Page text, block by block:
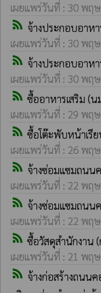
เผยแพร่วันที่ : 30 พฤ
rss_feed จ้างประกอบอาห
เผยแพร่วันที่ : 30 พฤ
rss_feed จ้างประกอบอาห
เผยแพร่วันที่ : 30 พฤ
rss_feed ซื้ออาหารเสริม (
เผยแพร่วันที่ : 29 พฤ
rss_feed ซื้อโต๊ะพับหน้าเรีย
เผยแพร่วันที่ : 26 พฤ
rss_feed จ้างซ่อมแซมถนน
เผยแพร่วันที่ : 22 พฤ
rss_feed จ้างซ่อมแซมถนน
เผยแพร่วันที่ : 22 พฤ
rss_feed ซื้อวัสดุสำนักงาน (
เผยแพร่วันที่ : 21 พฤ
rss_feed จ้างก่อสร้างถนน